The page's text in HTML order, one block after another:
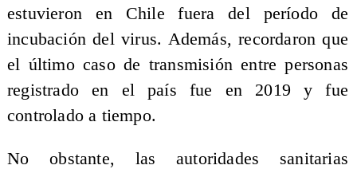
estuvieron en Chile fuera del período de
incubación del virus. Además, recordaron que
el último caso de transmisión entre personas
registrado en el país fue en 2019 y fue
controlado a tiempo.
No obstante, las autoridades sanitarias